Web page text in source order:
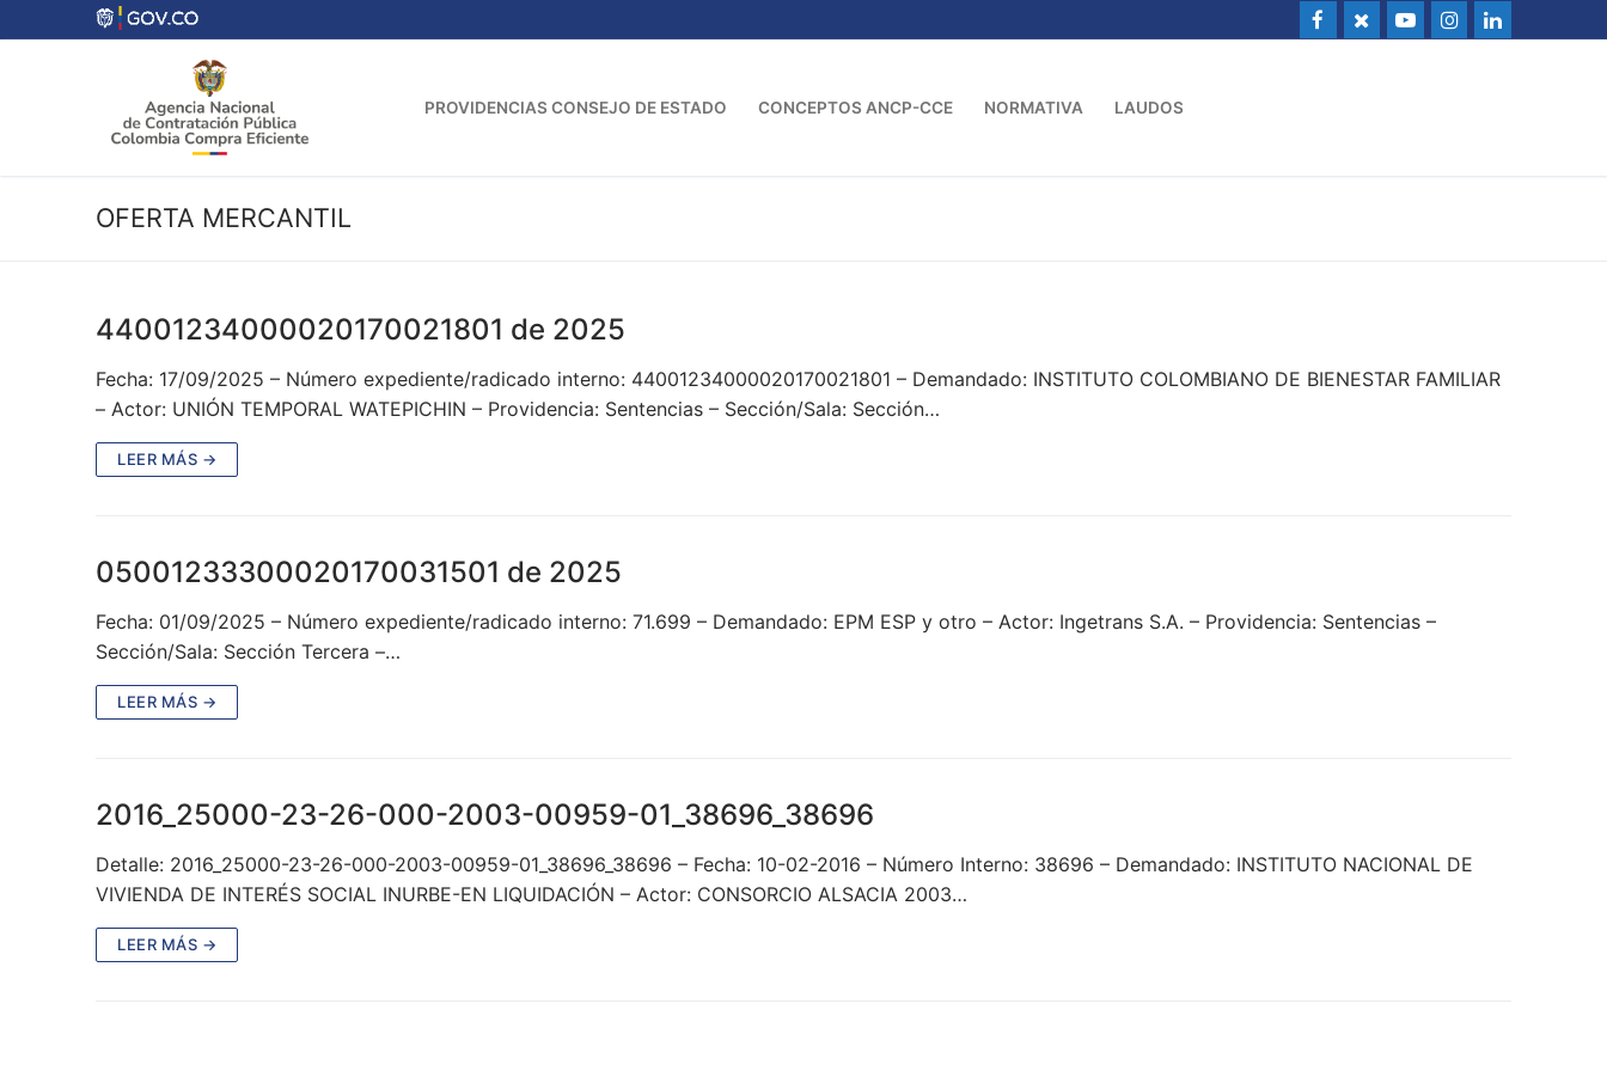
al
PROVIDENCIAS CONSEJO DE ESTADO CONCEPTOS ANCP-CCE NORMATIVA LAUDOS
OFERTA MERCANTIL
44001234000020170021801 de 2025
Fecha: 17/09/2025 – Número expediente/radicado interno: 44001234000020170021801 – Demandado: INSTITUTO COLOMBIANO DE BIENESTAR FAMILIAR
– Actor: UNIÓN TEMPORAL WATEPICHIN – Providencia: Sentencias – Sección/Sala: Sección…
LEER MÁS →
05001233300020170031501 de 2025
Fecha: 01/09/2025 – Número expediente/radicado interno: 71.699 – Demandado: EPM ESP y otro – Actor: Ingetrans S.A. – Providencia: Sentencias –
Sección/Sala: Sección Tercera –…
LEER MÁS →
2016_25000-23-26-000-2003-00959-01_38696_38696
Detalle: 2016_25000-23-26-000-2003-00959-01_38696_38696 – Fecha: 10-02-2016 – Número Interno: 38696 – Demandado: INSTITUTO NACIONAL DE
VIVIENDA DE INTERÉS SOCIAL INURBE-EN LIQUIDACIÓN – Actor: CONSORCIO ALSACIA 2003…
LEER MÁS →